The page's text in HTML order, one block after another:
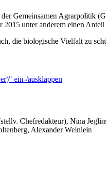
Gemeinsamen Agrarpolitik
unter anderem einen
die biologische Vielfalt zu
ein-/ausklappen
Chefredakteur), Nina
Alexander Weinlein